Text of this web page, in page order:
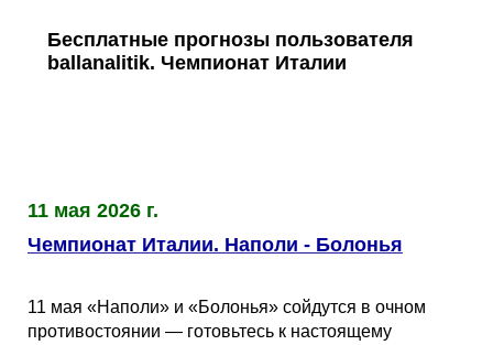
Описание
Отзывы
Партнёрка
Прогнозы
Платные
Чемпионатов
Еврокубки
Лига Европы
Поиск команд
Telegram Bot
Бесплатные прогнозы пользователя
ballanalitik. Чемпионат Италии
11 мая 2026 г.
Чемпионат Италии. Наполи - Болонья
11 мая «Наполи» и «Болонья» сойдутся в очном
противостоянии — готовьтесь к настоящему